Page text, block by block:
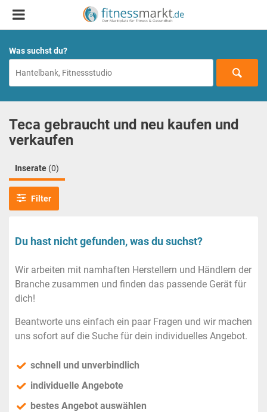
Was suchst du?
Teca gebraucht und neu kaufen und
verkaufen
Inserate (0)
Filter
Du hast nicht gefunden, was du suchst?
Wir arbeiten mit namhaften Herstellern und Händlern der
Branche zusammen und finden das passende Gerät für
dich!
Beantworte uns einfach ein paar Fragen und wir machen
uns sofort auf die Suche für dein individuelles Angebot.
schnell und unverbindlich
individuelle Angebote
bestes Angebot auswählen